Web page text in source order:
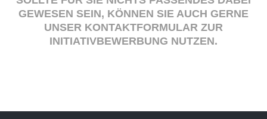
GEWESEN SEIN, KÖNNEN SIE AUCH GERNE
UNSER KONTAKTFORMULAR ZUR
INITIATIVBEWERBUNG NUTZEN.